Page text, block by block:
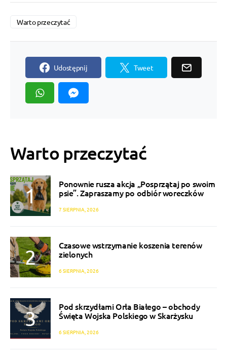
Warto przeczytać
Udostępnij Tweet
Warto przeczytać
Ponownie rusza akcja „Posprzątaj po swoim
psie”. Zapraszamy po odbiór woreczków
7 SIERPNIA, 2026
Czasowe wstrzymanie koszenia terenów
zielonych
6 SIERPNIA, 2026
Pod skrzydłami Orła Białego – obchody
Święta Wojska Polskiego w Skarżysku
6 SIERPNIA, 2026